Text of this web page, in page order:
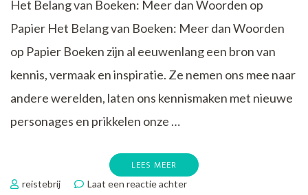
Het Belang van Boeken: Meer dan Woorden op
Papier Het Belang van Boeken: Meer dan Woorden
op Papier Boeken zijn al eeuwenlang een bron van
kennis, vermaak en inspiratie. Ze nemen ons mee naar
andere werelden, laten ons kennismaken met nieuwe
personages en prikkelen onze …
LEES MEER
reistebrij Laat een reactie achterop